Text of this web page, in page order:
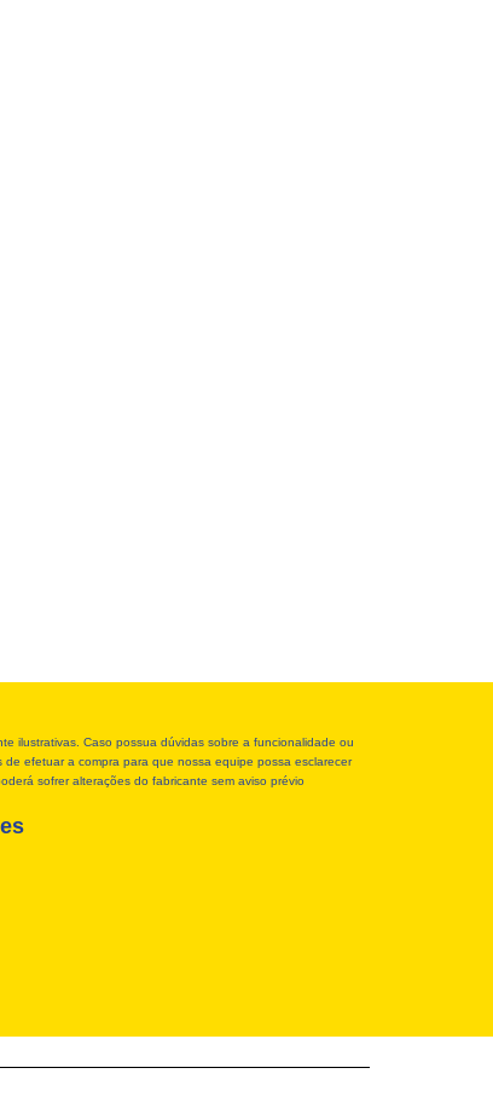
ilustrativas. Caso possua dúvidas sobre a funcionalidade ou
efetuar a compra para que nossa equipe possa esclarecer
sofrer alterações do fabricante sem aviso prévio